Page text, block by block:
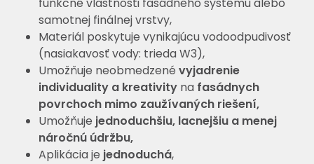
funkčné vlastnosti fasádneho systému alebo
samotnej finálnej vrstvy,
Materiál poskytuje vynikajúcu vodoodpudivosť
(nasiakavosť vody: trieda W3),
Umožňuje neobmedzené vyjadrenie
individuality a kreativity na fasádnych
povrchoch mimo zaužívaných riešení,
Umožňuje jednoduchšiu, lacnejšiu a menej
náročnú údržbu,
Aplikácia je jednoduchá,